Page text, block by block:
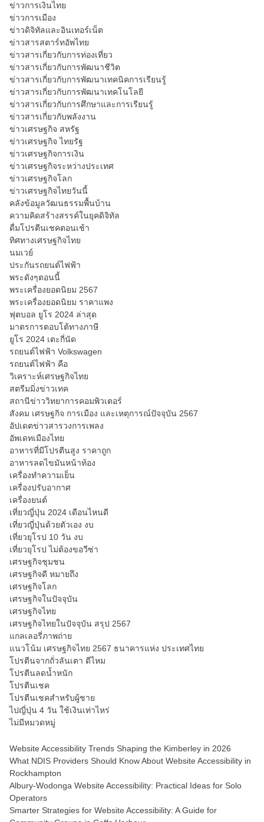
ข่าวการเงินไทย
ข่าวการเมือง
ข่าวดิจิทัลและอินเทอร์เน็ต
ข่าวสารสตาร์ทอัพไทย
ข่าวสารเกี่ยวกับการท่องเที่ยว
ข่าวสารเกี่ยวกับการพัฒนาชีวิต
ข่าวสารเกี่ยวกับการพัฒนาเทคนิคการเรียนรู้
ข่าวสารเกี่ยวกับการพัฒนาเทคโนโลยี
ข่าวสารเกี่ยวกับการศึกษาและการเรียนรู้
ข่าวสารเกี่ยวกับพลังงาน
ข่าวเศรษฐกิจ สหรัฐ
ข่าวเศรษฐกิจ ไทยรัฐ
ข่าวเศรษฐกิจการเงิน
ข่าวเศรษฐกิจระหว่างประเทศ
ข่าวเศรษฐกิจโลก
ข่าวเศรษฐกิจไทยวันนี้
คลังข้อมูลวัฒนธรรมพื้นบ้าน
ความคิดสร้างสรรค์ในยุคดิจิทัล
ดื่มโปรตีนเชคตอนเช้า
ทิศทางเศรษฐกิจไทย
นมเวย์
ประกันรถยนต์ไฟฟ้า
พระดังๆตอนนี้
พระเครื่องยอดนิยม 2567
พระเครื่องยอดนิยม ราคาแพง
ฟุตบอล ยูโร 2024 ล่าสุด
มาตรการตอบโต้ทางภาษี
ยูโร 2024 เตะกี่นัด
รถยนต์ไฟฟ้า Volkswagen
รถยนต์ไฟฟ้า คือ
วิเคราะห์เศรษฐกิจไทย
สตรีมมิ่งข่าวเทค
สถานีข่าววิทยาการคอมพิวเตอร์
สังคม เศรษฐกิจ การเมือง และเหตุการณ์ปัจจุบัน 2567
อัปเดตข่าวสารวงการเพลง
อัพเดทเมืองไทย
อาหารที่มีโปรตีนสูง ราคาถูก
อาหารลดไขมันหน้าท้อง
เครื่องทำความเย็น
เครื่องปรับอากาศ
เครื่องยนต์
เที่ยวญี่ปุ่น 2024 เดือนไหนดี
เที่ยวญี่ปุ่นด้วยตัวเอง งบ
เที่ยวยุโรป 10 วัน งบ
เที่ยวยุโรป ไม่ต้องขอวีซ่า
เศรษฐกิจชุมชน
เศรษฐกิจดี หมายถึง
เศรษฐกิจโลก
เศรษฐกิจในปัจจุบัน
เศรษฐกิจไทย
เศรษฐกิจไทยในปัจจุบัน สรุป 2567
แกลเลอรี่ภาพถ่าย
แนวโน้ม เศรษฐกิจไทย 2567 ธนาคารแห่ง ประเทศไทย
โปรตีนจากถั่วลันเตา ดีไหม
โปรตีนลดน้ำหนัก
โปรตีนเชค
โปรตีนเชคสำหรับผู้ชาย
ไปญี่ปุ่น 4 วัน ใช้เงินเท่าไหร่
ไม่มีหมวดหมู่
Website Accessibility Trends Shaping the Kimberley in 2026
What NDIS Providers Should Know About Website Accessibility in
Rockhampton
Albury-Wodonga Website Accessibility: Practical Ideas for Solo
Operators
Smarter Strategies for Website Accessibility: A Guide for